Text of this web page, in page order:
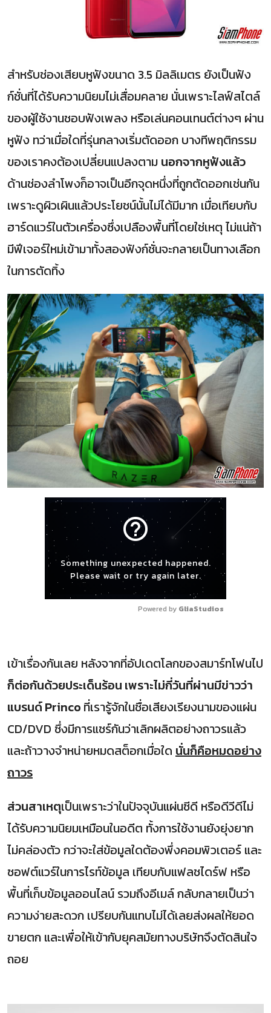
สำหรับช่องเสียบหูฟังขนาด 3.5 มิลลิเมตร ยังเป็นฟัง
ก์ชั่นที่ได้รับความนิยมไม่เสื่อมคลาย นั่นเพราะไลฟ์สไตล์
ของผู้ใช้งานชอบฟังเพลง หรือเล่นคอนเทนต์ต่างๆ ผ่าน
หูฟัง ทว่าเมื่อใดที่รุ่นกลางเริ่มตัดออก บางทีพฤติกรรม
ของเราคงต้องเปลี่ยนแปลงตาม นอกจากหูฟังแล้ว
ด้านช่องลำโพงก็อาจเป็นอีกจุดหนึ่งที่ถูกตัดออกเช่นกัน
เพราะดูผิวเผินแล้วประโยชน์นั้นไม่ได้มีมาก เมื่อเทียบกับ
ฮาร์ดแวร์ในตัวเครื่องซึ่งเปลืองพื้นที่โดยใช่เหตุ ไม่แน่ถ้า
มีฟีเจอร์ใหม่เข้ามาทั้งสองฟังก์ชั่นจะกลายเป็นทางเลือก
ในการตัดทิ้ง
help_outline
Something unexpected happened.
Please wait or try again later.
Powered by GliaStudios
เข้าเรื่องกันเลย หลังจากที่อัปเดตโลกของสมาร์ทโฟนไป
ก็ต่อกันด้วยประเด็นร้อน เพราะไม่กี่วันที่ผ่านมีข่าวว่า
แบรนด์ Princo ที่เรารู้จักในชื่อเสียงเรียงนามของแผ่น
CD/DVD ซึ่งมีการแชร์กันว่าเลิกผลิตอย่างถาวรแล้ว
และถ้าวางจำหน่ายหมดสต็อกเมื่อใด นั่นก็คือหมดอย่าง
ถาวร
ส่วนสาเหตุเป็นเพราะว่าในปัจจุบันแผ่นซีดี หรือดีวีดีไม่
ได้รับความนิยมเหมือนในอดีต ทั้งการใช้งานยังยุ่งยาก
ไม่คล่องตัว กว่าจะใส่ข้อมูลใดต้องพึ่งคอมพิวเตอร์ และ
ซอฟต์แวร์ในการไรท์ข้อมูล เทียบกับแฟลชไดร์ฟ หรือ
พื้นที่เก็บข้อมูลออนไลน์ รวมถึงอีเมล์ กลับกลายเป็นว่า
ความง่ายสะดวก เปรียบกันแทบไม่ได้เลยส่งผลให้ยอด
ขายตก และเพื่อให้เข้ากับยุคสมัยทางบริษัทจึงตัดสินใจ
ถอย